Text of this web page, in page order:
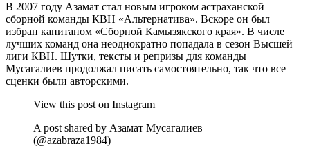
В 2007 году Азамат стал новым игроком астраханской
сборной команды КВН «Альтернатива». Вскоре он был
избран капитаном «Сборной Камызякского края». В числе
лучших команд она неоднократно попадала в сезон Высшей
лиги КВН. Шутки, тексты и репризы для команды
Мусагалиев продолжал писать самостоятельно, так что все
сценки были авторскими.
View this post on Instagram
A post shared by Азамат Мусагалиев
(@azabraza1984)